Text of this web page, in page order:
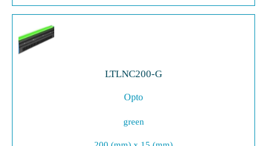
LTLNC200-G
Opto
green